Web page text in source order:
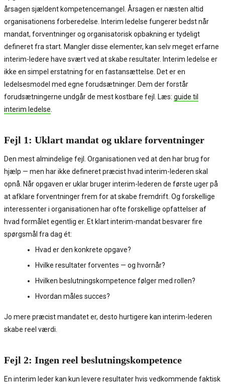
årsagen sjældent kompetencemangel. Årsagen er næsten altid
organisationens forberedelse. Interim ledelse fungerer bedst når
mandat, forventninger og organisatorisk opbakning er tydeligt
defineret fra start. Mangler disse elementer, kan selv meget erfarne
interim-ledere have svært ved at skabe resultater. Interim ledelse er
ikke en simpel erstatning for en fastansættelse. Det er en
ledelsesmodel med egne forudsætninger. Dem der forstår
forudsætningerne undgår de mest kostbare fejl. Læs: guide til
interim ledelse.
Fejl 1: Uklart mandat og uklare forventninger
Den mest almindelige fejl. Organisationen ved at den har brug for
hjælp — men har ikke defineret præcist hvad interim-lederen skal
opnå. Når opgaven er uklar bruger interim-lederen de første uger på
at afklare forventninger frem for at skabe fremdrift. Og forskellige
interessenter i organisationen har ofte forskellige opfattelser af
hvad formålet egentlig er. Et klart interim-mandat besvarer fire
spørgsmål fra dag ét:
Hvad er den konkrete opgave?
Hvilke resultater forventes — og hvornår?
Hvilken beslutningskompetence følger med rollen?
Hvordan måles succes?
Jo mere præcist mandatet er, desto hurtigere kan interim-lederen
skabe reel værdi.
Fejl 2: Ingen reel beslutningskompetence
En interim leder kan kun levere resultater hvis vedkommende faktisk